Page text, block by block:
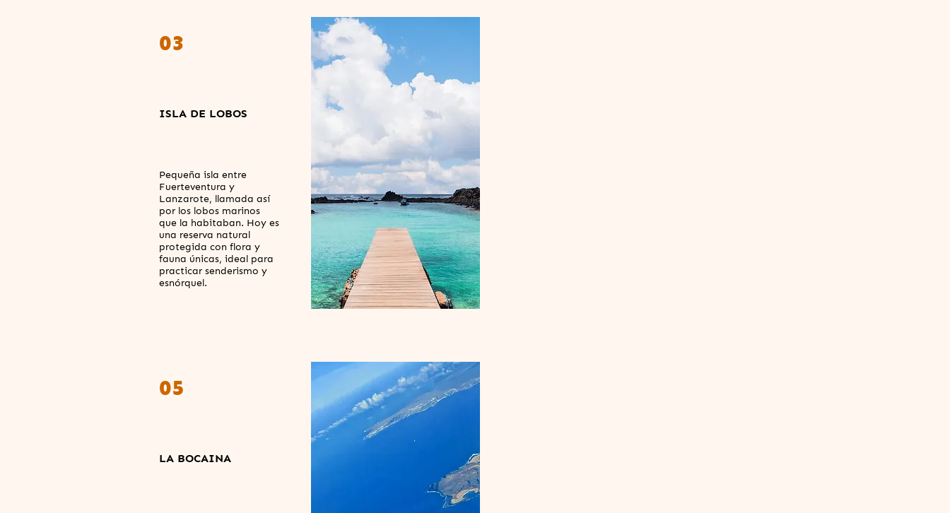
03
ISLA DE LOBOS
Pequeña isla entre
Fuerteventura y
Lanzarote, llamada así
por los lobos marinos
que la habitaban. Hoy es
una reserva natural
protegida con flora y
fauna únicas, ideal para
practicar senderismo y
esnórquel.
05
LA BOCAINA